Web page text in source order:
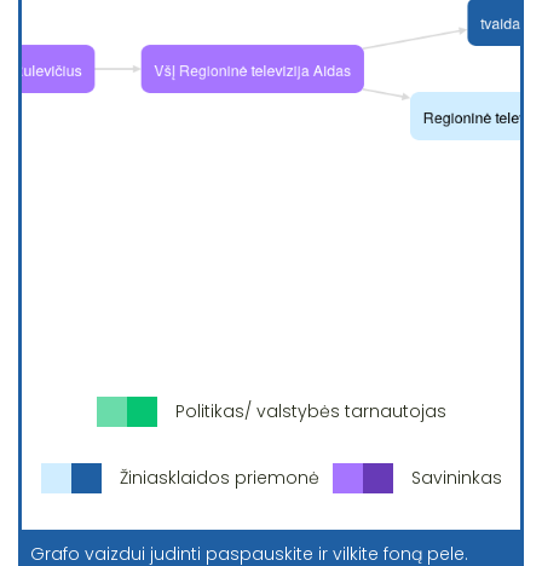
Politikas/ valstybės tarnautojas
Žiniasklaidos priemonė Savininkas
Grafo vaizdui judinti paspauskite ir vilkite foną pele.